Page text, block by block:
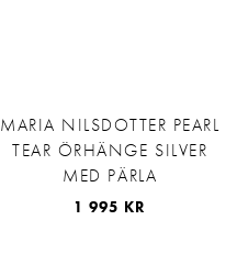
MARIA NILSDOTTER PEARL
TEAR ÖRHÄNGE SILVER
MED PÄRLA
1 995 KR